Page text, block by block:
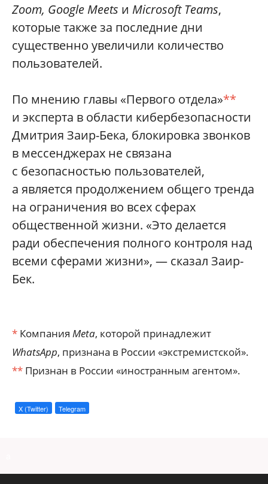
Zoom, Google Meets и Microsoft Teams,
которые также за последние дни
существенно увеличили количество
пользователей.
По мнению главы «Первого отдела»**
и эксперта в области кибербезопасности
Дмитрия Заир-Бека, блокировка звонков
в мессенджерах не связана
с безопасностью пользователей,
а является продолжением общего тренда
на ограничения во всех сферах
общественной жизни. «Это делается
ради обеспечения полного контроля над
всеми сферами жизни», — сказал Заир-
Бек.
* Компания Meta, которой принадлежит
WhatsApp, признана в России «экстремистской».
** Признан в России «иностранным агентом».
X (Twitter) Telegram